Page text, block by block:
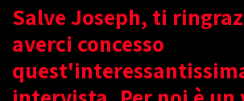
Salve Joseph, ti
averci concesso